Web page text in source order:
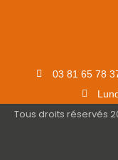
03 81 65 78
Tous droits réservés